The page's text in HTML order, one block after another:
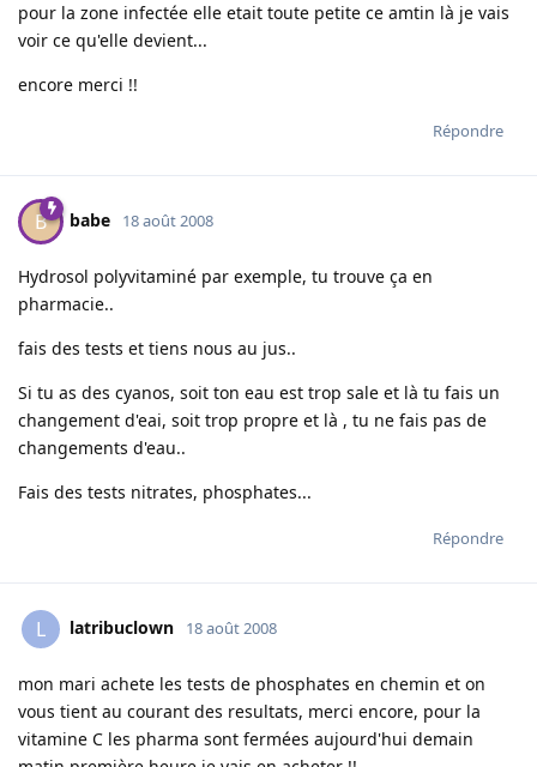
pour la zone infectée elle etait toute petite ce amtin là je vais
voir ce qu'elle devient...
encore merci !!
Répondre
B babe 18 août 2008
Hydrosol polyvitaminé par exemple, tu trouve ça en
pharmacie..
fais des tests et tiens nous au jus..
Si tu as des cyanos, soit ton eau est trop sale et là tu fais un
changement d'eai, soit trop propre et là , tu ne fais pas de
changements d'eau..
Fais des tests nitrates, phosphates...
Répondre
L latribuclown 18 août 2008
mon mari achete les tests de phosphates en chemin et on
vous tient au courant des resultats, merci encore, pour la
vitamine C les pharma sont fermées aujourd'hui demain